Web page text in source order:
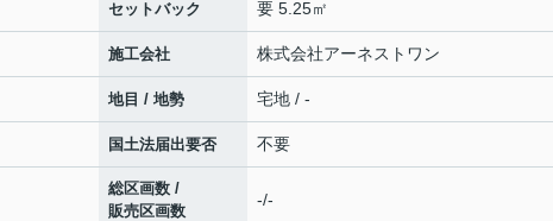
セットバック 要 5.25㎡
施工会社 株式会社アーネストワン
地目 / 地勢 宅地 / -
国土法届出要否 不要
総区画数 /
販売区画数
-/-